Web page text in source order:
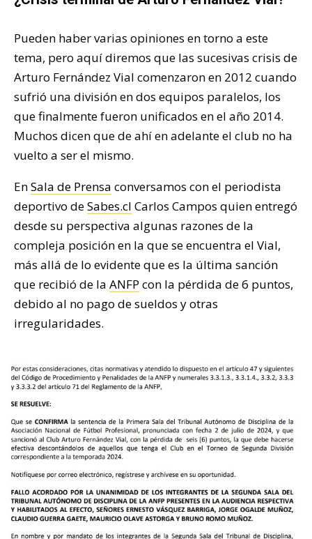
Pueden haber varias opiniones en torno a este
tema, pero aquí diremos que las sucesivas crisis de
Arturo Fernández Vial comenzaron en 2012 cuando
sufrió una división en dos equipos paralelos, los
que finalmente fueron unificados en el año 2014.
Muchos dicen que de ahí en adelante el club no ha
vuelto a ser el mismo.
EnSala de Prensa conversamos con el periodista
deportivo deSabes.cl Carlos Campos quien entregó
desde su perspectiva algunas razones de la
compleja posición en la que se encuentra el Vial,
más allá de lo evidente que es la última sanción
que recibió de la ANFP con la pérdida de 6 puntos,
debido al no pago de sueldos y otras
irregularidades.